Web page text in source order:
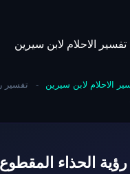
content
تفسير الاحلام لابن سيرين
الاحلام لابن سيرين -
تفسير
الحذاء